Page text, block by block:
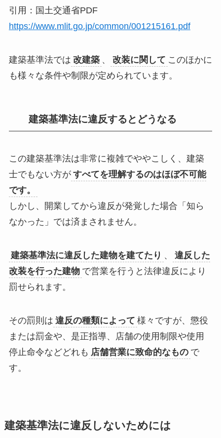
引用：国土交通省PDF
https://www.mlit.go.jp/common/001215161.pdf
建築基準法では 改建築 、 改装に関して このほかに
も様々な条件や制限が定められています。
建築基準法に違反するとどうなる
この建築基準法は非常に複雑でややこしく、建築
士でもない方が すべてを理解するのはほぼ不可能
です。
しかし、開業してから違反が発覚した場合 「知ら
なかった」では済まされません。
建築基準法に違反した建物を建てたり 、
違反した
改装を行った建物 で営業を行うと 法律違反により
罰せられます。
その罰則は 違反の種類によって 様々ですが、懲役
または罰金や、 是正指導、
店舗の使用制限や使用
停止命令などどれも 店舗営業に致命的なもの で
す。
建築基準法に違反しないためには